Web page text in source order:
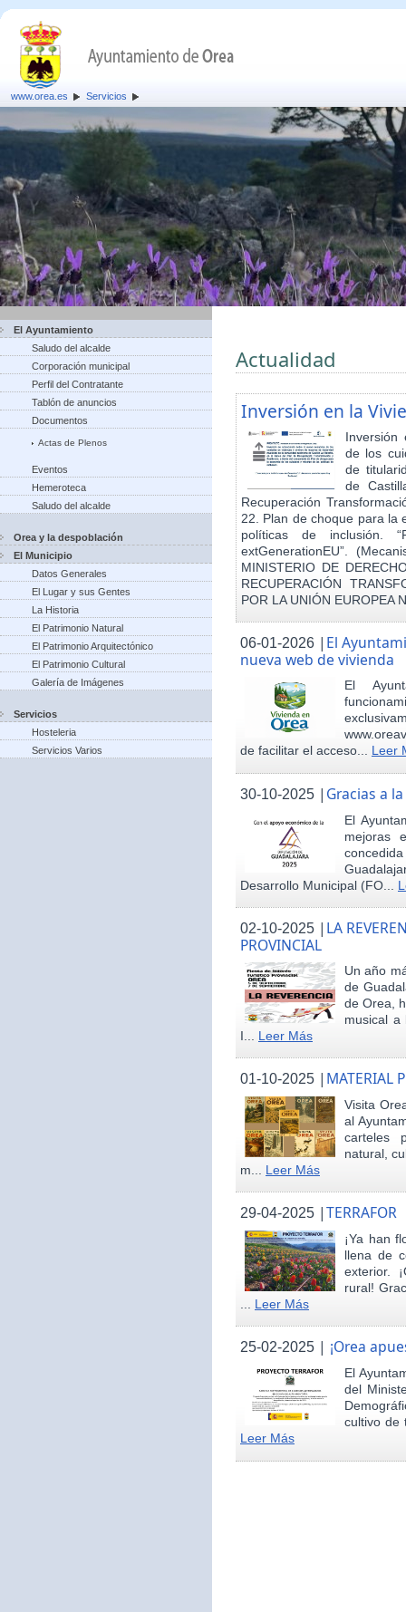
www.orea.es Servicios
El Ayuntamiento
Saludo del alcalde
Corporación municipal
Perfil del Contratante
Tablón de anuncios
Documentos
Actas de Plenos
Eventos
Hemeroteca
Saludo del alcalde
Orea y la despoblación
El Municipio
Datos Generales
El Lugar y sus Gentes
La Historia
El Patrimonio Natural
El Patrimonio Arquitectónico
El Patrimonio Cultural
Galería de Imágenes
Servicios
Hosteleria
Servicios Varios
Actualidad
Inversión en la
Inversión
de los
de
de
Recuperación
22. Plan de choque para la
políticas de inclusión.
extGenerationEU”.
MINISTERIO DE
RECUPERACIÓN
POR LA UNIÓN EUROPEA
06-01-2026 | El
nueva web de vivienda
El
de facilitar el acceso... Leer
30-10-2025 | Gracias a
El
mejoras
Desarrollo Municipal (FO...
02-10-2025 | LA
PROVINCIAL
Un año
de
de Orea,
musical a
I... Leer Más
01-10-2025 | MATERIAL
Visita
al
carteles
natural,
m... Leer Más
29-04-2025 |TERRAFOR
¡Ya han
llena de
exterior.
rural!
... Leer Más
25-02-2025 | ¡Orea
El
del
cultivo de
Leer Más